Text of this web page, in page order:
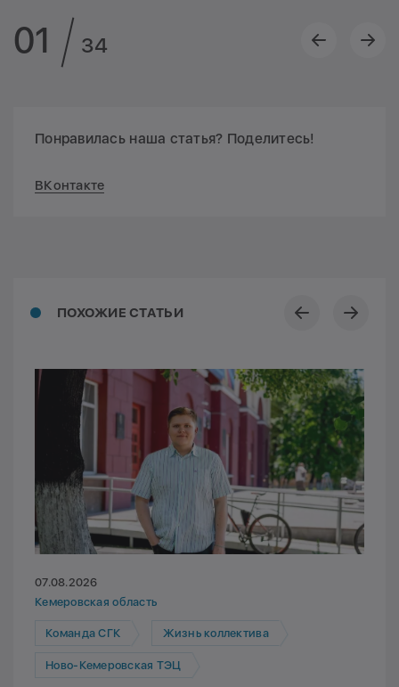
01 34
Понравилась наша статья? Поделитесь!
ВКонтакте
ПОХОЖИЕ СТАТЬИ
07.08.2026
Кемеровская область
Команда СГК Жизнь коллектива
Ново-Кемеровская ТЭЦ